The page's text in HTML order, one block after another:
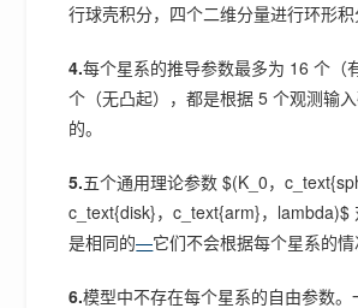
行球壳积分，四个二维分量进行环形积
4.每个星系的推导参数最多为 16 个（
个（无凸起），都是根据 5 个观测输
的。
5.五个通用理论参数 $(K_0，
c_text{disk}，c_text{arm}，lambda)$
是相同的—它们不会根据每个星系的情
6.模型中不存在每个星系的自由参数